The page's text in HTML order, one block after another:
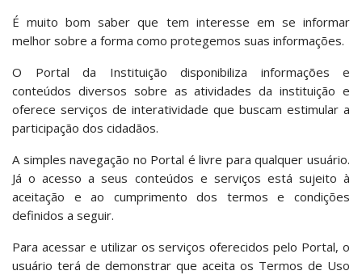
É muito bom saber que tem interesse em se informar
melhor sobre a forma como protegemos suas informações.
O Portal da Instituição disponibiliza informações e
conteúdos diversos sobre as atividades da instituição e
oferece serviços de interatividade que buscam estimular a
participação dos cidadãos.
A simples navegação no Portal é livre para qualquer usuário.
Já o acesso a seus conteúdos e serviços está sujeito à
aceitação e ao cumprimento dos termos e condições
definidos a seguir.
Para acessar e utilizar os serviços oferecidos pelo Portal, o
usuário terá de demonstrar que aceita os Termos de Uso